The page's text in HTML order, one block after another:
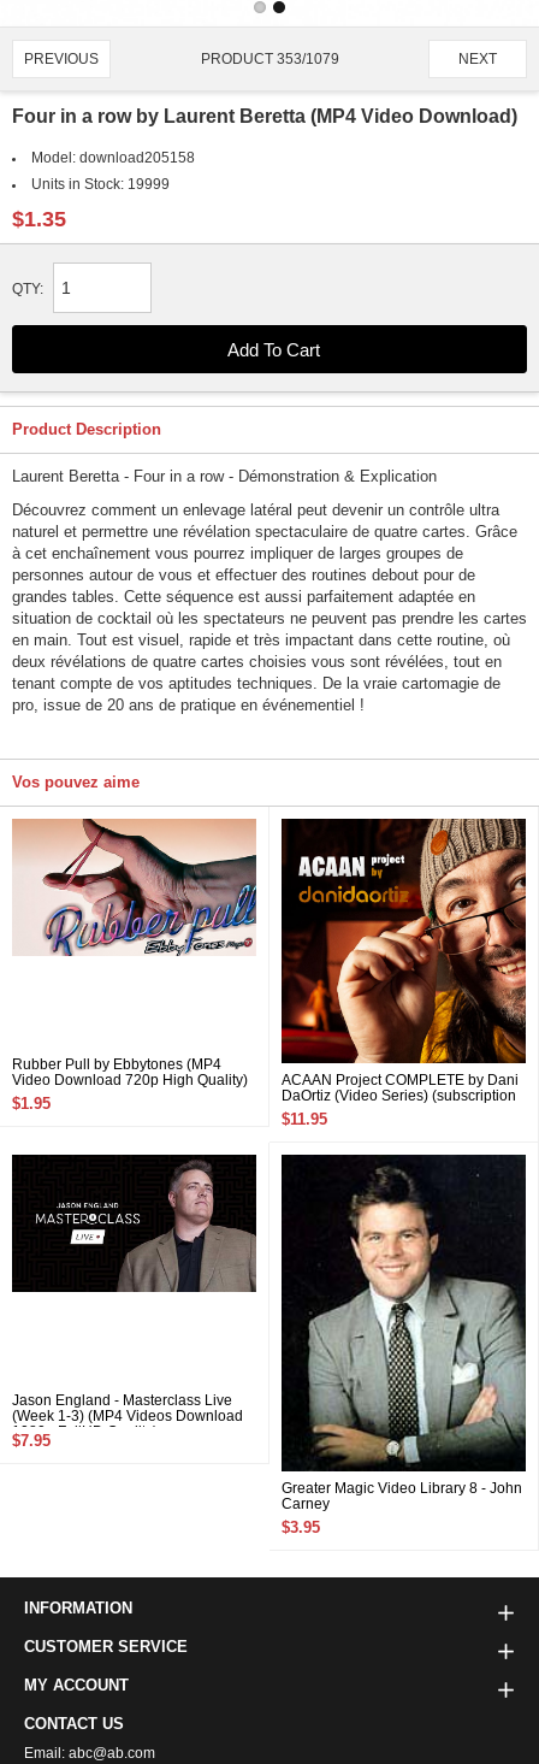
PREVIOUS PRODUCT 353/1079 NEXT
Four in a row by Laurent Beretta (MP4 Video Download)
Model: download205158
Units in Stock: 19999
$1.35
QTY:
Product Description
Laurent Beretta - Four in a row - Démonstration & Explication
Découvrez comment un enlevage latéral peut devenir un contrôle ultra
naturel et permettre une révélation spectaculaire de quatre cartes. Grâce
à cet enchaînement vous pourrez impliquer de larges groupes de
personnes autour de vous et effectuer des routines debout pour de
grandes tables. Cette séquence est aussi parfaitement adaptée en
situation de cocktail où les spectateurs ne peuvent pas prendre les cartes
en main. Tout est visuel, rapide et très impactant dans cette routine, où
deux révélations de quatre cartes choisies vous sont révélées, tout en
tenant compte de vos aptitudes techniques. De la vraie cartomagie de
pro, issue de 20 ans de pratique en événementiel !
Vos pouvez aime
Rubber Pull by Ebbytones (MP4
Video Download 720p High Quality)
$1.95
ACAAN Project COMPLETE by Dani
DaOrtiz (Video Series) (subscription
to all 12 Videos)
$11.95
Jason England - Masterclass Live
(Week 1-3) (MP4 Videos Download
1080p FullHD Quality)
$7.95
Greater Magic Video Library 8 - John
Carney
$3.95
INFORMATION
CUSTOMER SERVICE
MY ACCOUNT
CONTACT US
Email: abc@ab.com